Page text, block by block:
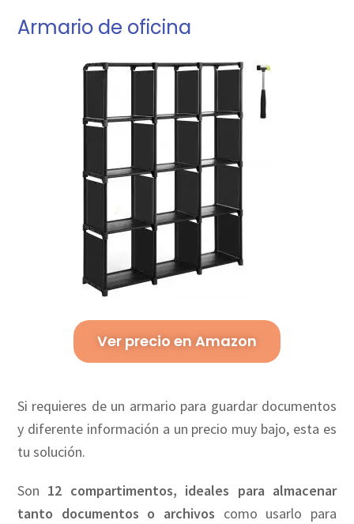
Armario de oficina
Ver precio en Amazon
Si requieres de un armario para guardar documentos
y diferente información a un precio muy bajo, esta es
tu solución.
Son 12 compartimentos, ideales para almacenar
tanto documentos o archivos como usarlo para